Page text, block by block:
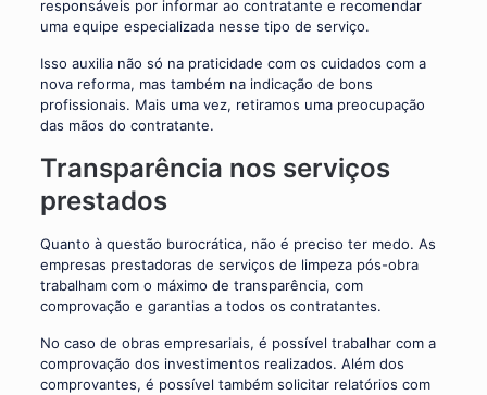
responsáveis por informar ao contratante e recomendar
uma equipe especializada nesse tipo de serviço.
Isso auxilia não só na praticidade com os cuidados com a
nova reforma, mas também na indicação de bons
profissionais. Mais uma vez, retiramos uma preocupação
das mãos do contratante.
Transparência nos serviços
prestados
Quanto à questão burocrática, não é preciso ter medo. As
empresas prestadoras de serviços de limpeza pós-obra
trabalham com o máximo de transparência, com
comprovação e garantias a todos os contratantes.
No caso de obras empresariais, é possível trabalhar com a
comprovação dos investimentos realizados. Além dos
comprovantes, é possível também solicitar relatórios com